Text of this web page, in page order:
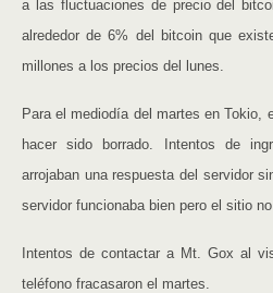
a las fluctuaciones de precio del
alrededor de 6% del bitcoin que
millones a los precios del lunes.
Para el mediodía del martes en Tokio,
hacer sido borrado. Intentos de
arrojaban una respuesta del servidor
servidor funcionaba bien pero el sitio
Intentos de contactar a Mt. Gox al
teléfono fracasaron el martes.